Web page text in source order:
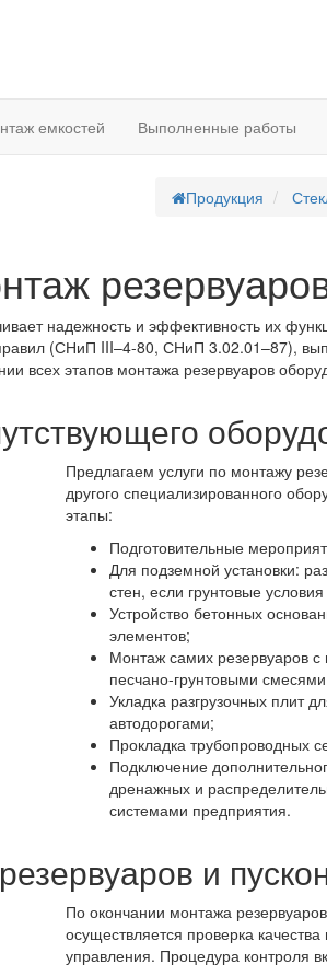
емкостей Выполненные работы
Продукция
надежность и эффективность их
(СНиП III–4-80, СНиП 3.02.01–87),
всех этапов монтажа резервуаров
Предлагаем услуги по монтажу
другого специализированного
этапы:
Подготовительные
Для подземной установки:
стен, если грунтовые
Устройство бетонных
элементов;
Монтаж самих резервуаров
песчано-грунтовыми
Укладка разгрузочных плит
автодорогами;
Прокладка трубопроводных
Подключение
дренажных и
системами предприятия.
и
По окончании монтажа
осуществляется проверка
управления. Процедура контроля